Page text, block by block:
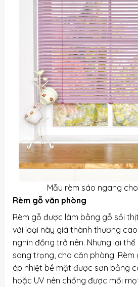
Mẫu rèm sáo ngang
Rèm gỗ văn phòng
Rèm gỗ được làm bằng gỗ sồi
với loại này giá thành thương
nghìn đồng trở nên. Nhưng lại
sang trọng, cho căn phòng.
ép nhiệt bề mặt được sơn bằng
hoặc UV nên chống được mối